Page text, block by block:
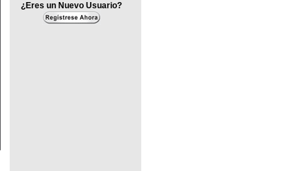
¿Eres un Nuevo Usuario?